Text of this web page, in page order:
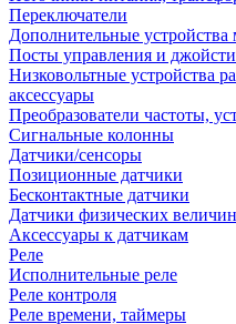
Переключатели
Дополнительные
Посты управления и
Низковольтные устройства
аксессуары
Преобразователи частоты,
Сигнальные колонны
Датчики/сенсоры
Позиционные датчики
Бесконтактные датчики
Датчики физических
Аксессуары к датчикам
Реле
Исполнительные реле
Реле контроля
Реле времени, таймеры